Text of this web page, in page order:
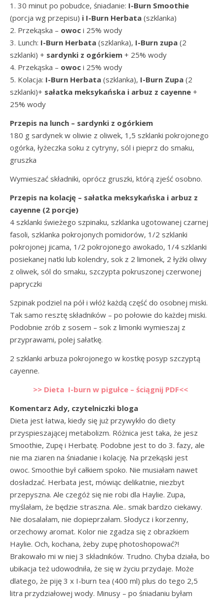
1. 30 minut po pobudce, śniadanie: I-Burn Smoothie
(porcja wg przepisu) i I-Burn Herbata (szklanka)
2. Przekąska – owoc i 25% wody
3. Lunch: I-Burn Herbata (szklanka), I-Burn zupa (2
szklanki) + sardynki z ogórkiem + 25% wody
4. Przekąska – owoc i 25% wody
5. Kolacja: I-Burn Herbata (szklanka), I-Burn Zupa (2
szklanki)+ sałatka meksykańska i arbuz z cayenne +
25% wody
Przepis na lunch – sardynki z ogórkiem
180 g sardynek w oliwie z oliwek, 1,5 szklanki pokrojonego
ogórka, łyżeczka soku z cytryny, sól i pieprz do smaku,
gruszka
Wymieszać składniki, oprócz gruszki, którą zjeść osobno.
Przepis na kolację – sałatka meksykańska i arbuz z
cayenne (2 porcje)
4 szklanki świeżego szpinaku, szklanka ugotowanej czarnej
fasoli, szklanka pokrojonych pomidorów, 1/2 szklanki
pokrojonej jicama, 1/2 pokrojonego awokado, 1/4 szklanki
posiekanej natki lub kolendry, sok z 2 limonek, 2 łyżki oliwy
z oliwek, sól do smaku, szczypta pokruszonej czerwonej
papryczki
Szpinak podziel na pół i włóż każdą część do osobnej miski.
Tak samo resztę składników – po połowie do każdej miski.
Podobnie zrób z sosem – sok z limonki wymieszaj z
przyprawami, polej sałatkę.
2 szklanki arbuza pokrojonego w kostkę posyp szczyptą
cayenne.
>> Dieta I-burn w pigułce – ściągnij PDF<<
Komentarz Ady, czytelniczki bloga
Dieta jest łatwa, kiedy się już przywykło do diety
przyspieszającej metabolizm. Różnica jest taka, że jesz
Smoothie, Zupę i Herbatę. Podobne jest to do 3. fazy, ale
nie ma ziaren na śniadanie i kolację. Na przekąski jest
owoc. Smoothie był całkiem spoko. Nie musiałam nawet
dosładzać. Herbata jest, mówiąc delikatnie, niezbyt
przepyszna. Ale czegóż się nie robi dla Haylie. Zupa,
myślałam, że będzie straszna. Ale.. smak bardzo ciekawy.
Nie dosalałam, nie dopieprzałam. Słodycz i korzenny,
orzechowy aromat. Kolor nie zgadza się z obrazkiem
Haylie. Och, kochana, żeby zupę photoshopować?!
Brakowało mi w niej 3 składników. Trudno. Chyba działa, bo
ubikacja też udowodniła, że się w życiu przydaje. Może
dlatego, że piję 3 x I-burn tea (400 ml) plus do tego 2,5
litra przydziałowej wody. Minusy – po śniadaniu byłam